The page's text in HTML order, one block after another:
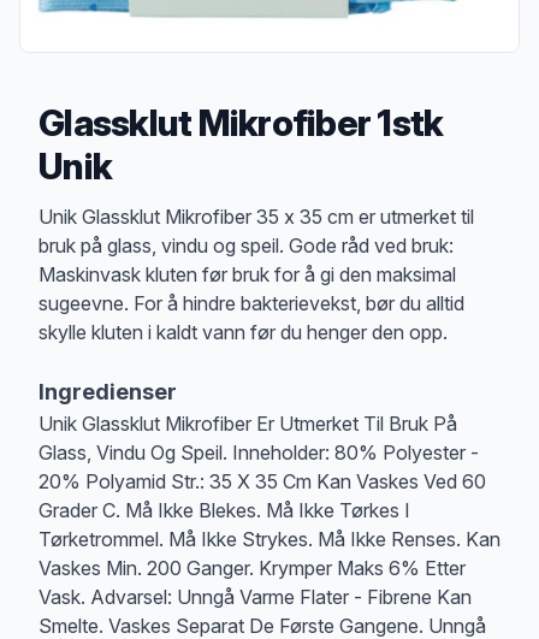
Glassklut Mikrofiber 1stk
Unik
Produktbeskrivelse
Unik Glassklut Mikrofiber 35 x 35 cm er utmerket til
bruk på glass, vindu og speil. Gode råd ved bruk:
Maskinvask kluten før bruk for å gi den maksimal
sugeevne. For å hindre bakterievekst, bør du alltid
skylle kluten i kaldt vann før du henger den opp.
Ingredienser
Unik Glassklut Mikrofiber Er Utmerket Til Bruk På
Glass, Vindu Og Speil. Inneholder: 80% Polyester -
20% Polyamid Str.: 35 X 35 Cm Kan Vaskes Ved 60
Grader C. Må Ikke Blekes. Må Ikke Tørkes I
Tørketrommel. Må Ikke Strykes. Må Ikke Renses. Kan
Vaskes Min. 200 Ganger. Krymper Maks 6% Etter
Vask. Advarsel: Unngå Varme Flater - Fibrene Kan
Smelte. Vaskes Separat De Første Gangene. Unngå